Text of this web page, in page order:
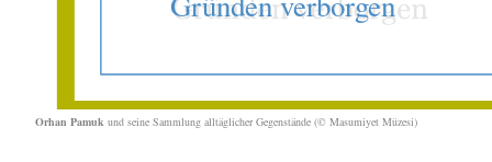
Orhan Pamuk und seine Sammlung alltäglicher Gegenstände (© Masumiyet Müzesi)